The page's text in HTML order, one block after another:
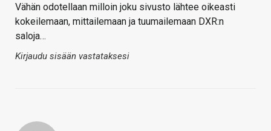
Vähän odotellaan milloin joku sivusto lähtee oikeasti
kokeilemaan, mittailemaan ja tuumailemaan DXR:n
saloja…
Kirjaudu sisään vastataksesi